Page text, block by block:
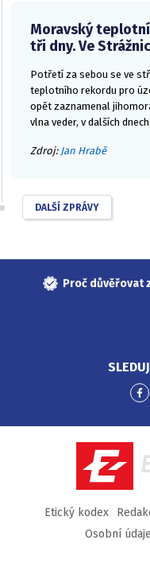
Moravský
tři dny. Ve
Potřetí za sebou se ve
teplotního rekordu pro
opět zaznamenal
vlna veder, v dalších
Zdroj: Jan Hrabě
DALŠÍ ZPRÁVY
Proč důvěřovat
Etický kodex
Osobní